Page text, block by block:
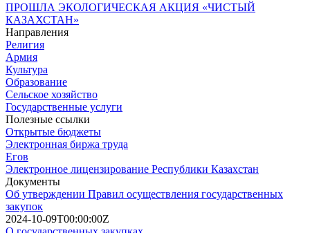
ПРОШЛА ЭКОЛОГИЧЕСКАЯ АКЦИЯ «ЧИСТЫЙ
КАЗАХСТАН»
Направления
Религия
Армия
Культура
Образование
Сельское хозяйство
Государственные услуги
Полезные ссылки
Открытые бюджеты
Электронная биржа труда
Егов
Электронное лицензирование Республики Казахстан
Документы
Об утверждении Правил осуществления государственных
закупок
2024-10-09T00:00:00Z